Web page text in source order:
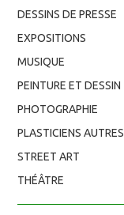
DESSINS DE PRESSE
EXPOSITIONS
MUSIQUE
PEINTURE ET DESSIN
PHOTOGRAPHIE
PLASTICIENS AUTRES
STREET ART
THÉÂTRE